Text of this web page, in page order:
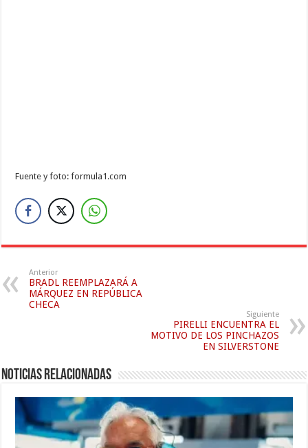
Fuente y foto: formula1.com
Anterior
BRADL REEMPLAZARÁ A
MÁRQUEZ EN REPÚBLICA
CHECA
Siguiente
PIRELLI ENCUENTRA EL
MOTIVO DE LOS PINCHAZOS
EN SILVERSTONE
Noticias relacionadas